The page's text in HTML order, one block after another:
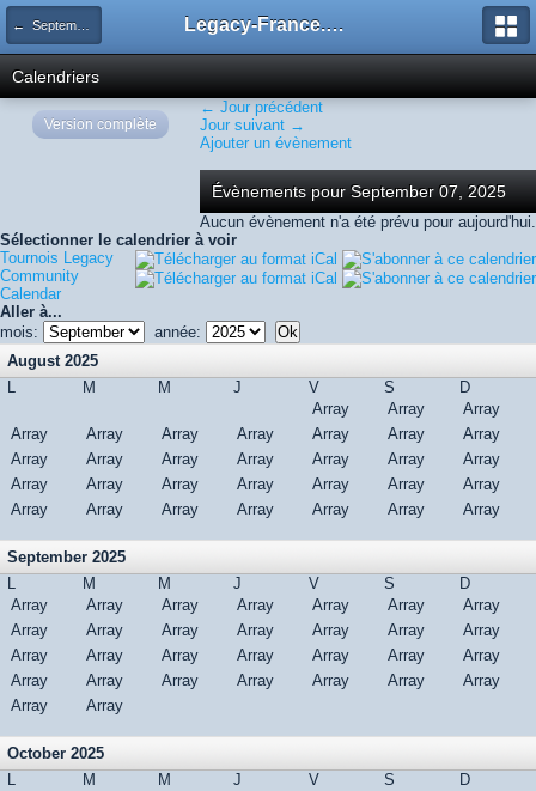
← September 2025 Legacy-France.org - Forum
Calendriers
← Jour précédent
Jour suivant →
Ajouter un évènement
Évènements pour September 07, 2025
Aucun évènement n'a été prévu pour aujourd'hui.
Sélectionner le calendrier à voir
Tournois Legacy
Community
Calendar
Aller à...
mois:
année:
August 2025
L
M M J V S
D
Array
Array
Array
Array
Array Array Array Array Array
Array
Array
Array Array Array Array Array
Array
Array
Array Array Array Array Array
Array
Array
Array Array Array Array Array Array
September 2025
L
M M J V S
D
Array
Array Array Array Array Array
Array
Array
Array Array Array Array Array
Array
Array
Array Array Array Array Array
Array
Array
Array Array Array Array Array
Array
Array
Array
October 2025
L
M M J V S
D
Version complète